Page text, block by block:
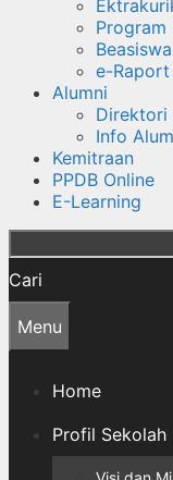
Program
Beasiswa
e-Raport
Alumni
Direktori
Info
Kemitraan
PPDB Online
E-Learning
Cari
Menu
Home
Profil Sekolah